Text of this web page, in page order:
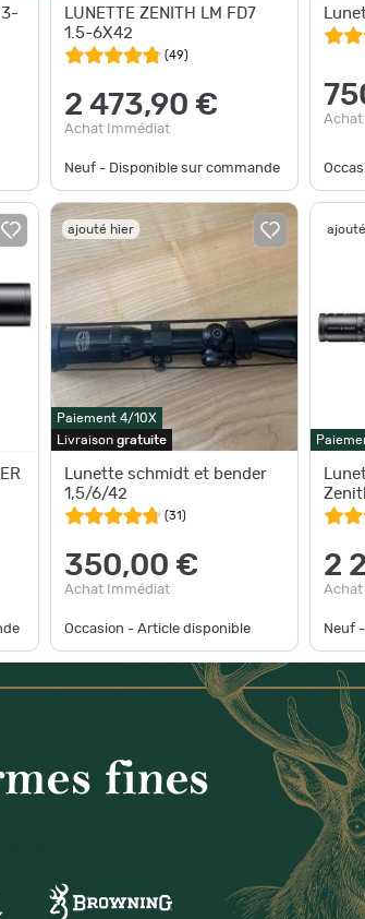
3-
LUNETTE ZENITH LM FD7
1.5-6X42
(49)
2 473,90 €
Achat Immédiat
Neuf - Disponible sur commande
ajouté hier
Paiement 4/10X
Livraison gratuite
Lunette schmidt et bender
1,5/6/42
(31 )
350,00 €
Achat Immédiat
Occasion - Article disponible
2
Neuf